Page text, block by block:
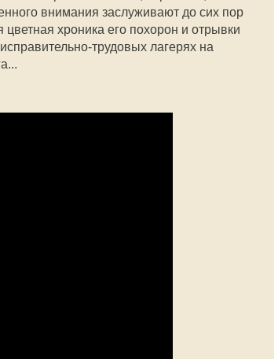
внимания заслуживают до сих пор
хроника его похорон и отрывки
трудовых лагерях на